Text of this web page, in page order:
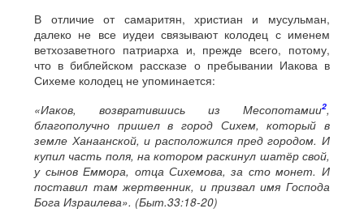
В отличие от самаритян, христиан и мусульман,
далеко не все иудеи связывают колодец с именем
ветхозаветного патриарха и, прежде всего, потому,
что в библейском рассказе о пребывании Иакова в
Сихеме колодец не упоминается:
«Иаков, возвратившись из Месопотамии2,
благополучно пришел в город Сихем, который в
земле Ханаанской, и расположился пред городом. И
купил часть поля, на котором раскинул шатёр свой,
у сынов Еммора, отца Сихемова, за сто монет. И
поставил там жертвенник, и призвал имя Господа
Бога Израилева». (Быт.33:18-20)